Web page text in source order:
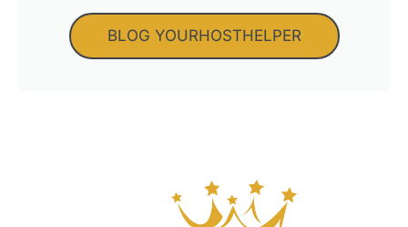
BLOG YOURHOSTHELPER